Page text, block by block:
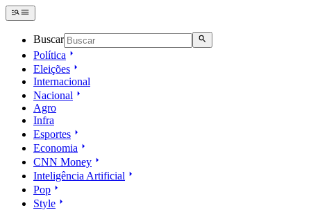
Buscar
Política
Eleições
Internacional
Nacional
Agro
Infra
Esportes
Economia
CNN Money
Inteligência Artificial
Pop
Style